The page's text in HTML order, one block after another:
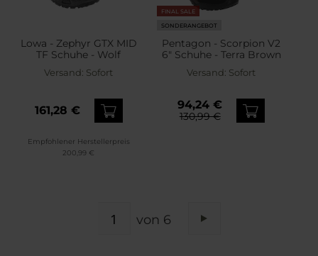
Lowa - Zephyr GTX MID
TF Schuhe - Wolf
Versand: Sofort
161,28 €
Empfohlener Herstellerpreis
200,99 €
FINAL SALE
SONDERANGEBOT
Pentagon - Scorpion V2
6" Schuhe - Terra Brown
Versand: Sofort
94,24 €
130,99 €
von 6